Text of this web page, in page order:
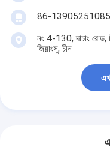
86-13905251085
নং 4-130, দাচাং রোড,
জিয়াংসু, চীন